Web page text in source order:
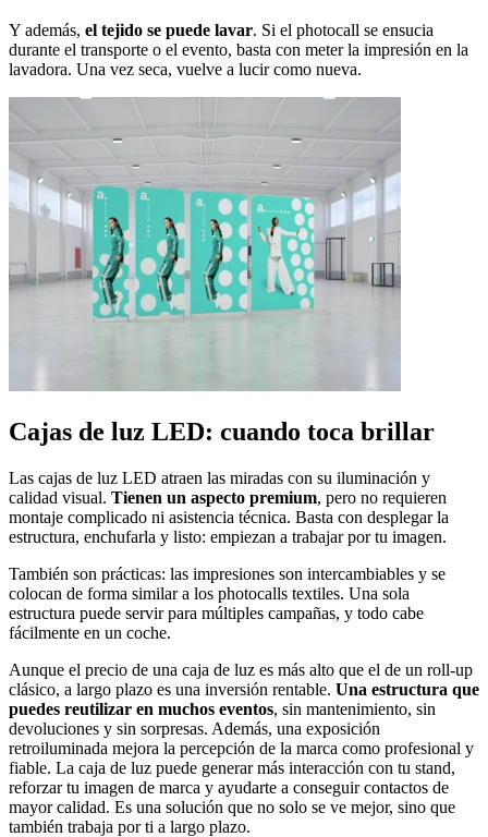
Y además, el tejido se puede lavar. Si el photocall se ensucia
durante el transporte o el evento, basta con meter la impresión en la
lavadora. Una vez seca, vuelve a lucir como nueva.
Cajas de luz LED: cuando toca brillar
Las cajas de luz LED atraen las miradas con su iluminación y
calidad visual. Tienen un aspecto premium, pero no requieren
montaje complicado ni asistencia técnica. Basta con desplegar la
estructura, enchufarla y listo: empiezan a trabajar por tu imagen.
También son prácticas: las impresiones son intercambiables y se
colocan de forma similar a los photocalls textiles. Una sola
estructura puede servir para múltiples campañas, y todo cabe
fácilmente en un coche.
Aunque el precio de una caja de luz es más alto que el de un roll-up
clásico, a largo plazo es una inversión rentable. Una estructura que
puedes reutilizar en muchos eventos, sin mantenimiento, sin
devoluciones y sin sorpresas. Además, una exposición
retroiluminada mejora la percepción de la marca como profesional y
fiable. La caja de luz puede generar más interacción con tu stand,
reforzar tu imagen de marca y ayudarte a conseguir contactos de
mayor calidad. Es una solución que no solo se ve mejor, sino que
también trabaja por ti a largo plazo.